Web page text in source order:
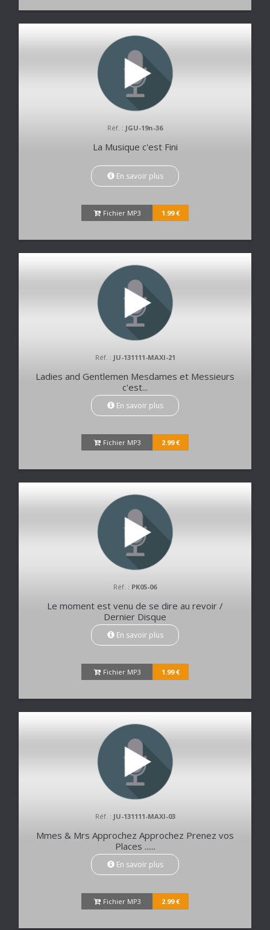
Réf. : JGU-19n-36
La Musique c'est Fini
En savoir plus
Fichier MP3 1.99 €
Réf. : JU-131111-MAXI-21
Ladies and Gentlemen Mesdames et Messieurs
c'est...
En savoir plus
Fichier MP3 2.99 €
Réf. : PK05-06
Le moment est venu de se dire au revoir /
Dernier Disque
En savoir plus
Fichier MP3 1.99 €
Réf. : JU-131111-MAXI-03
Mmes & Mrs Approchez Approchez Prenez vos
Places ......
En savoir plus
Fichier MP3 2.99 €